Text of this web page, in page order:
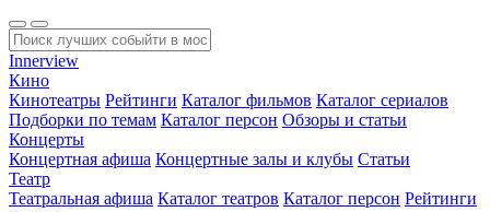
Innerview
Кино
Кинотеатры Рейтинги Каталог фильмов Каталог сериалов
Подборки по темам Каталог персон Обзоры и статьи
Концерты
Концертная афиша Концертные залы и клубы Статьи
Театр
Театральная афиша Каталог театров Каталог персон Рейтинги